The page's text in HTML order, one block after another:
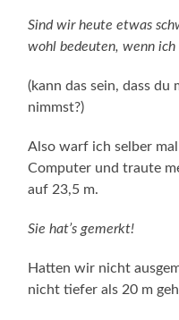
Sind wir heute etwas
wohl bedeuten, wenn ich
(kann das sein, dass
nimmst?)
Also warf ich selber
Computer und traute
auf 23,5 m.
Sie hat’s gemerkt!
Hatten wir nicht
nicht tiefer als 20 m